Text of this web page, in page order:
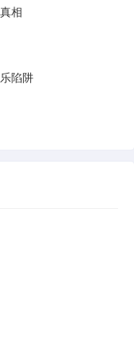
相
陷阱